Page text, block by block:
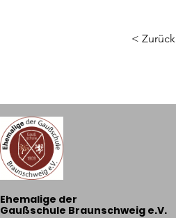
< Zurück
Ehemalige der
Gaußschule Braunschweig e.V.